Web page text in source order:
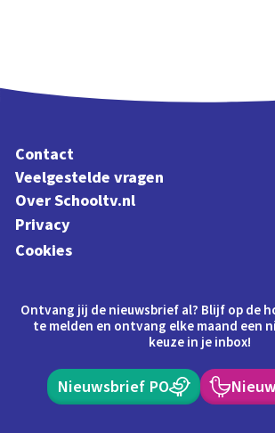
Contact
Veelgestelde vragen
Over Schooltv.nl
Privacy
Cookies
Ontvang jij de nieuwsbrief al? Blijf op de
te melden en ontvang elke maand een
keuze in je inbox!
Nieuwsbrief PO